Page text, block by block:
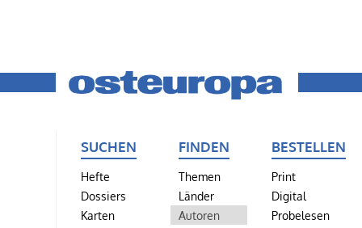
SUCHEN
Hefte
Dossiers
Karten
FINDEN
Themen
Länder
Autoren
BESTELLEN
Print
Digital
Probelesen